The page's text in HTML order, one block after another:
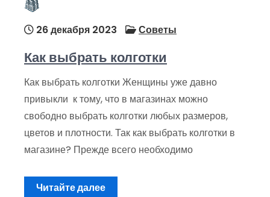
26 декабря 2023 Советы
Как выбрать колготки
Как выбрать колготки Женщины уже давно
привыкли к тому, что в магазинах можно
свободно выбрать колготки любых размеров,
цветов и плотности. Так как выбрать колготки в
магазине? Прежде всего необходимо
Читайте далее